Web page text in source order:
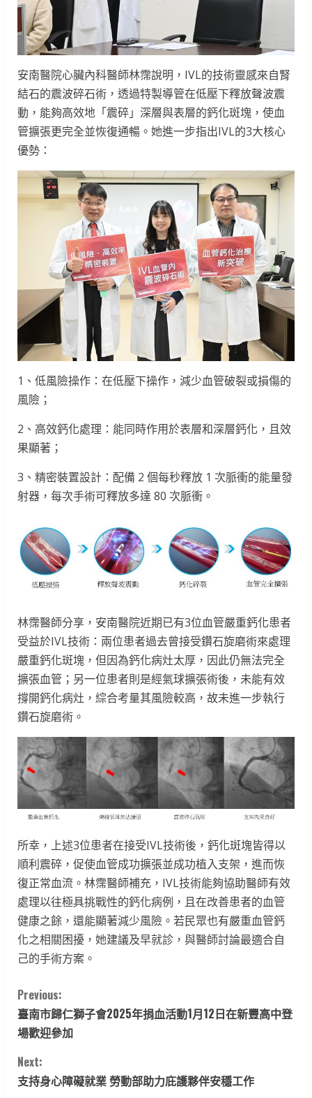
安南醫院心臟內科醫師林霈說明，IVL的技術靈感來自腎
結石的震波碎石術，透過特製導管在低壓下釋放聲波震
動，能夠高效地「震碎」深層與表層的鈣化斑塊，使血
管擴張更完全並恢復通暢。她進一步指出IVL的3大核心
優勢：
1、低風險操作：在低壓下操作，減少血管破裂或損傷的
風險；
2、高效鈣化處理：能同時作用於表層和深層鈣化，且效
果顯著；
3、精密裝置設計：配備 2 個每秒釋放 1 次脈衝的能量發
射器，每次手術可釋放多達 80 次脈衝。
林霈醫師分享，安南醫院近期已有3位血管嚴重鈣化患者
受益於IVL技術：兩位患者過去曾接受鑽石旋磨術來處理
嚴重鈣化斑塊，但因為鈣化病灶太厚，因此仍無法完全
擴張血管；另一位患者則是經氣球擴張術後，未能有效
撐開鈣化病灶，綜合考量其風險較高，故未進一步執行
鑽石旋磨術。
所幸，上述3位患者在接受IVL技術後，鈣化斑塊皆得以
順利震碎，促使血管成功擴張並成功植入支架，進而恢
復正常血流。林霈醫師補充，IVL技術能夠協助醫師有效
處理以往極具挑戰性的鈣化病例，且在改善患者的血管
健康之餘，還能顯著減少風險。若民眾也有嚴重血管鈣
化之相關困擾，她建議及早就診，與醫師討論最適合自
己的手術方案。
C
o
n
t
Previous:
臺南市歸仁獅子會2025年捐血活動1月12日在新豐高中登
場歡迎參加
Next:
支持身心障礙就業 勞動部助力庇護夥伴安穩工作